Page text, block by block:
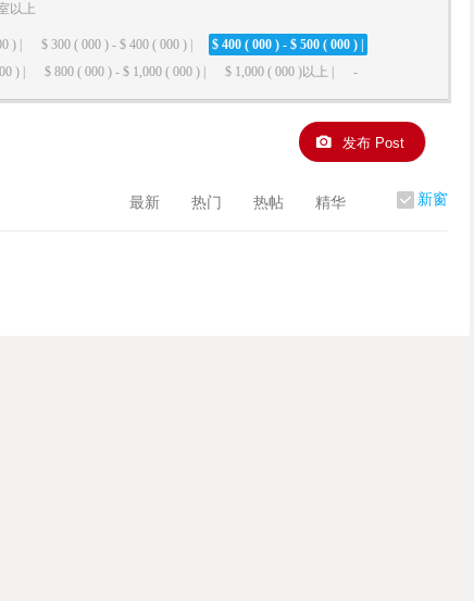
以上
) | $ 300 ( 000 ) - $ 400 ( 000 ) |
$ 400 ( 000 ) - $ 500 ( 000 ) |
) | $ 800 ( 000 ) - $ 1,000 ( 000 ) | $ 1,000 ( 000 )以上 | -
发布 Post
新窗
最新 热门 热帖 精华